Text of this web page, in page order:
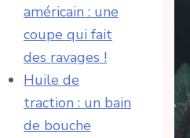
américain : une
coupe qui fait
des ravages !
Huile de
traction : un bain
de bouche